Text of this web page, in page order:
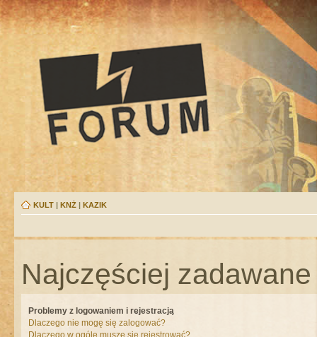
KULT | KNŻ | KAZIK
Najczęściej
Problemy z logowaniem i rejestracją
Dlaczego nie mogę się zalogować?
Dlaczego w ogóle muszę się rejestrować?